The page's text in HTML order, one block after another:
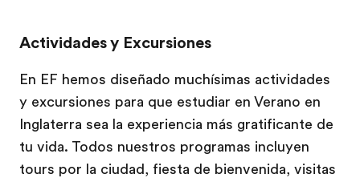
Actividades y Excursiones
En EF hemos diseñado muchísimas actividades
y excursiones para que estudiar en Verano en
Inglaterra sea la experiencia más gratificante de
tu vida. Todos nuestros programas incluyen
tours por la ciudad, fiesta de bienvenida, visitas